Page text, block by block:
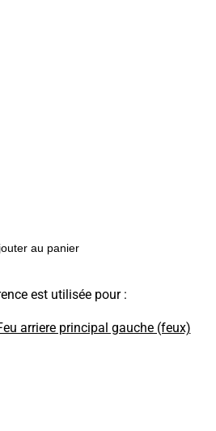
au panier
est utilisée pour :
arriere principal gauche (feux)